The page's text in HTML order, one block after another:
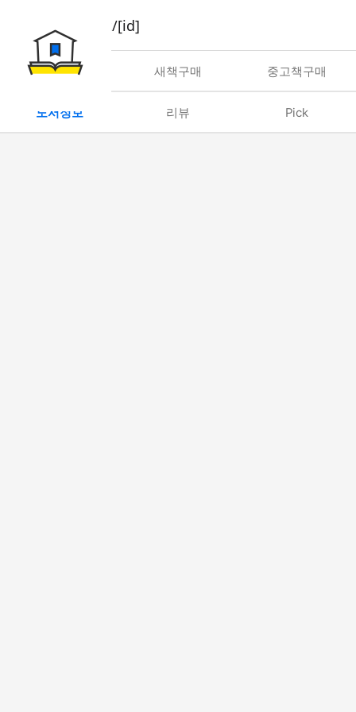
book/rent/[id]
대여 새책구매 중고책구매
도서정보 리뷰 Pick